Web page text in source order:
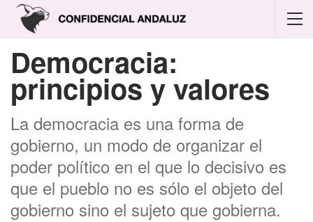
Democracia:
principios y valores
La democracia es una forma de
gobierno, un modo de organizar el
poder político en el que lo decisivo es
que el pueblo no es sólo el objeto del
gobierno sino el sujeto que gobierna.